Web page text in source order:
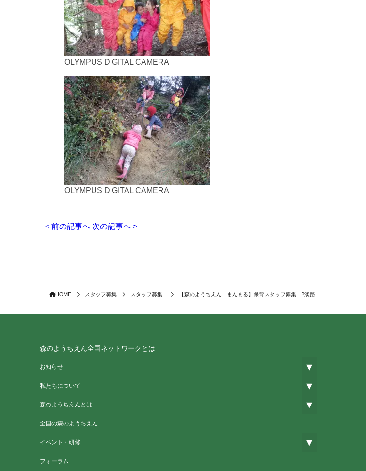
OLYMPUS DIGITAL CAMERA
OLYMPUS DIGITAL CAMERA
< 前の記事へ 次の記事へ >
HOME スタッフ募集 スタッフ募集_ 【森のようちえん まんまる】保育スタッフ募集 ?淡路...
森のようちえん全国ネットワークとは
お知らせ
私たちについて
森のようちえんとは
全国の森のようちえん
イベント・研修
フォーラム